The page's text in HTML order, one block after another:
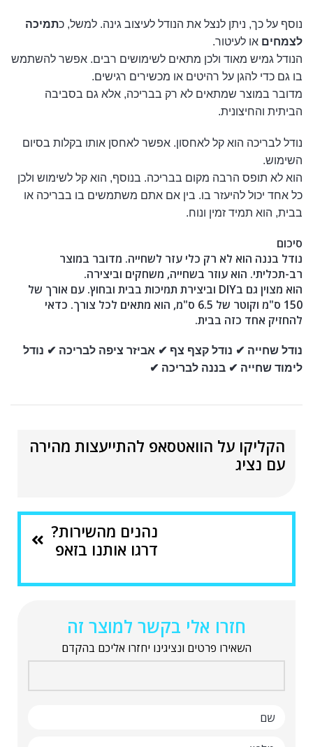
נוסף על כך, ניתן לנצל את הנודל לעיצוב גינה. למשל, כתמיכה
לצמחים או לעיטור.
הנודל גמיש מאוד ולכן מתאים לשימושים רבים. אפשר להשתמש
בו גם כדי להגן על רהיטים או מכשירים רגישים.
מדובר במוצר שמתאים לא רק בבריכה, אלא גם בסביבה
הביתית והחיצונית.
נודל לבריכה הוא קל לאחסון. אפשר לאחסן אותו בקלות בסיום
השימוש.
הוא לא תופס הרבה מקום בבריכה. בנוסף, הוא קל לשימוש ולכן
כל אחד יכול להיעזר בו. בין אם אתם משתמשים בו בבריכה או
בבית, הוא תמיד זמין ונוח.
סיכום
נודל בננה הוא לא רק כלי עזר לשחייה. מדובר במוצר
רב-תכליתי. הוא עוזר בשחייה, משחקים וביצירה.
הוא מצוין גם בDIY וביצירת תמיכות בבית ובחוץ. עם אורך של
150 ס"מ
וקוטר של 6.5 ס"מ
, הוא מתאים לכל צורך. כדאי
להחזיק אחד כזה בבית.
נודל שחייה ✔ נודל קצף צף ✔ אביזר ציפה לבריכה ✔ נודל
לימוד שחייה ✔ בננה לבריכה ✔
הקליקו על הוואטסאפ להתייעצות מהירה
עם נציג
נהנים מהשירות?
דרגו אותנו בזאפ
חזרו אלי בקשר למוצר זה
השאירו פרטים ונציגינו יחזרו אליכם בהקדם